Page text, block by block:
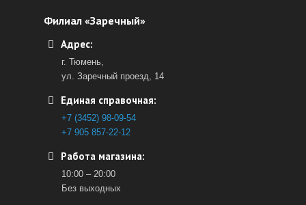
Филиал «Заречный»
Адрес:
г. Тюмень,
ул. Заречный проезд, 14
Единая справочная:
+7 (3452) 98-09-54
+7 905 857-22-12
Работа магазина:
10:00 – 20:00
Без выходных